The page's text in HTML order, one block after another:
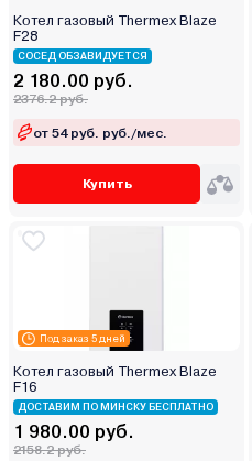
Котел газовый Thermex Blaze
F28
СОСЕД ОБЗАВИДУЕТСЯ
2 180.00 руб.
2376.2 руб.
от 54 руб. руб./мес.
Купить
Под заказ 5 дней
Котел газовый Thermex Blaze
F16
ДОСТАВИМ ПО МИНСКУ БЕСПЛАТНО
1 980.00 руб.
2158.2 руб.